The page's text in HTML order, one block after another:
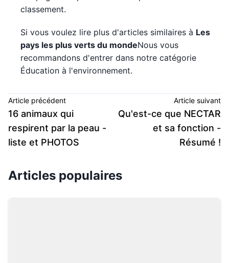
classement.
Si vous voulez lire plus d'articles similaires à Les
pays les plus verts du mondeNous vous
recommandons d'entrer dans notre catégorie
Éducation à l'environnement.
Article précédent
16 animaux qui
respirent par la peau -
liste et PHOTOS
Article suivant
Qu'est-ce que NECTAR
et sa fonction -
Résumé !
Articles populaires